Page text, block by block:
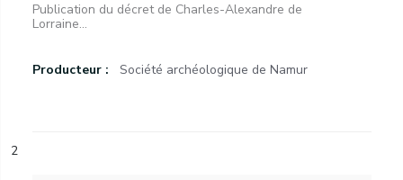
Publication du décret de Charles-Alexandre de
Lorraine...
Producteur : Société archéologique de Namur
2